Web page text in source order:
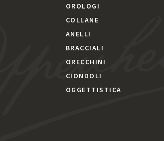
OROLOGI
COLLANE
ANELLI
BRACCIALI
ORECCHINI
CIONDOLI
OGGETTISTICA